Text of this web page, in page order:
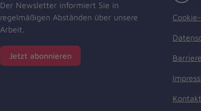
Der Newsletter informiert Sie in
regelmäßigen Abständen über unsere
Arbeit.
Jetzt abonnieren
Kontakt